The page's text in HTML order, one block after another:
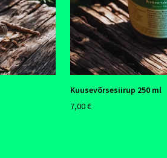
Kuusevõrsesiirup 250 ml
7,00 €